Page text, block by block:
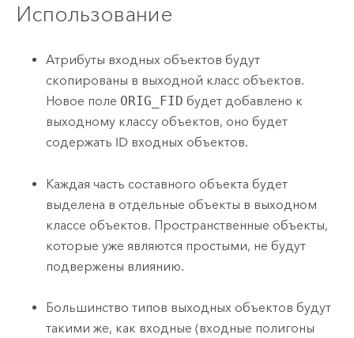
Использование
Атрибуты входных объектов будут
скопированы в выходной класс объектов.
Новое поле ORIG_FID будет добавлено к
выходному классу объектов, оно будет
содержать ID входных объектов.
Каждая часть составного объекта будет
выделена в отдельные объекты в выходном
классе объектов. Пространственные объекты,
которые уже являются простыми, не будут
подвержены влиянию.
Большинство типов выходных объектов будут
такими же, как входные (входные полигоны